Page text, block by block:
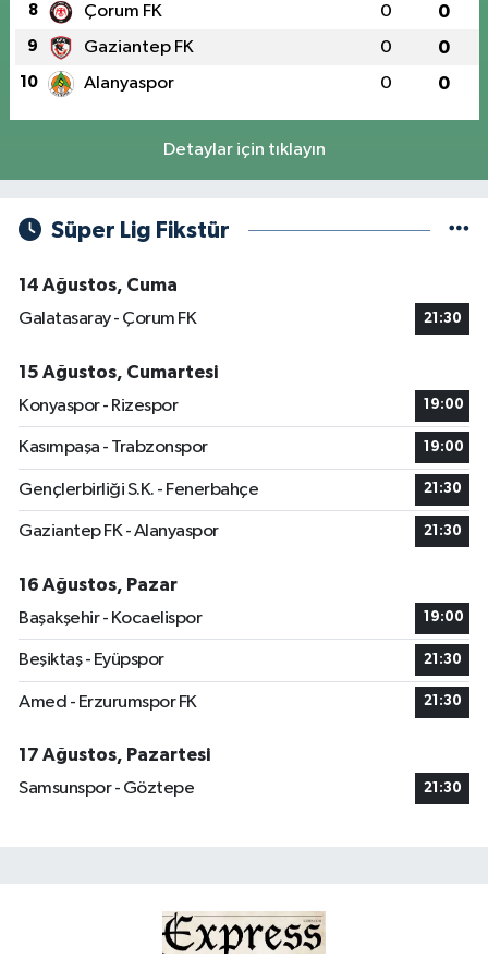
8 Çorum FK 0 0
9 Gaziantep FK 0 0
10 Alanyaspor 0 0
Detaylar için tıklayın
Süper Lig Fikstür
14 Ağustos, Cuma
Galatasaray - Çorum FK
21:30
15 Ağustos, Cumartesi
Konyaspor - Rizespor
19:00
Kasımpaşa - Trabzonspor 19:00
Gençlerbirliği S.K. - Fenerbahçe 21:30
Gaziantep FK - Alanyaspor 21:30
16 Ağustos, Pazar
Başakşehir - Kocaelispor
19:00
Beşiktaş - Eyüpspor 21:30
Amed - Erzurumspor FK 21:30
17 Ağustos, Pazartesi
Samsunspor - Göztepe
21:30